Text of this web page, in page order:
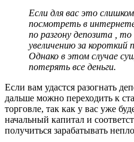
Если для вас это
посмотреть в
по разгону депозита ,
увеличению за
Однако в этом случае
потерять все деньги.
Если вам удастся разогнать
дальше можно переходить к
торговле, так как у вас уже
начальный капитал и
получиться зарабатывать